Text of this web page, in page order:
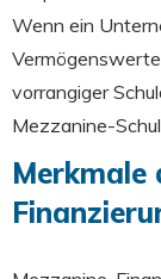
Wenn ein
vorrangiger
Mezzanine-
Merkmale